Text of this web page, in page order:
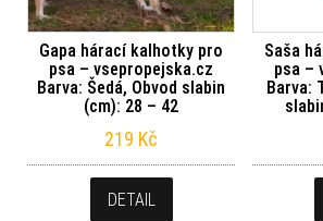
Gapa hárací kalhotky pro
psa – vsepropejska.cz
Barva: Šedá, Obvod slabin
(cm): 28 – 42
219 Kč
DETAIL
Saša
psa –
Barva: